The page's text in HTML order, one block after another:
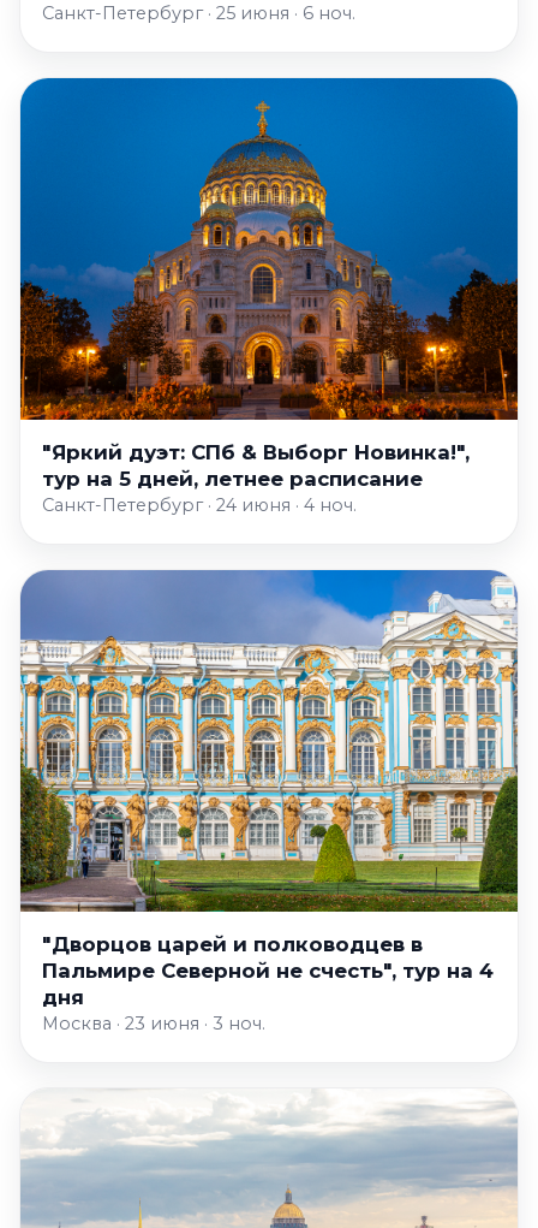
Санкт-Петербург · 25 июня · 6 ноч.
"Яркий дуэт: СПб & Выборг Новинка!",
тур на 5 дней, летнее расписание
Санкт-Петербург · 24 июня · 4 ноч.
"Дворцов царей и полководцев в
Пальмире Северной не счесть", тур на 4
дня
Москва · 23 июня · 3 ноч.